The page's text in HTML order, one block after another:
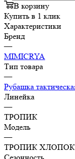
В корзину
Купить в 1 клик
Характеристики
Бренд
—
MIMICRYA
Тип товара
—
Рубашка
Линейка
—
ТРОПИК
Модель
—
ТРОПИК ХЛОПОК